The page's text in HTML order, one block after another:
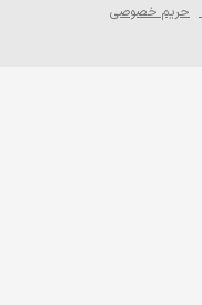
حریم خصوصی